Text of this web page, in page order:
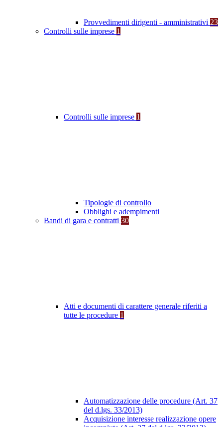
Provvedimenti dirigenti - amministrativi 23
Controlli sulle imprese 1
Controlli sulle imprese 1
Tipologie di controllo
Obblighi e adempimenti
Bandi di gara e contratti 30
Atti e documenti di carattere generale riferiti a
tutte le procedure 1
Automatizzazione delle procedure (Art. 37
del d.lgs. 33/2013)
Acquisizione interesse realizzazione opere